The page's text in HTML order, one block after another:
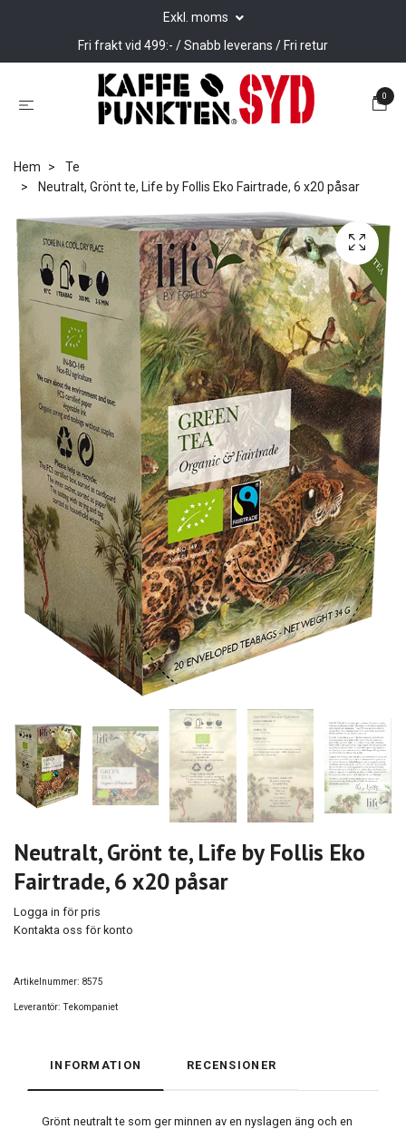
Exkl. moms
Fri frakt vid 499:- / Snabb leverans / Fri retur
0
Hem
Te
Neutralt, Grönt te, Life by Follis Eko Fairtrade, 6 x20 påsar
Neutralt, Grönt te, Life by Follis Eko
Fairtrade, 6 x20 påsar
Logga in för pris
Kontakta oss för konto
Artikelnummer: 8575
Leverantör: Tekompaniet
INFORMATION RECENSIONER
Grönt neutralt te som ger minnen av en nyslagen äng och en